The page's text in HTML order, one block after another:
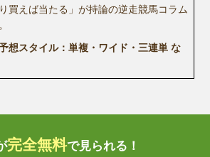
り買えば当たる」が持論の逆走競馬コラム
想スタイル：単複・ワイド・三連単 な
完全無料で見られる！